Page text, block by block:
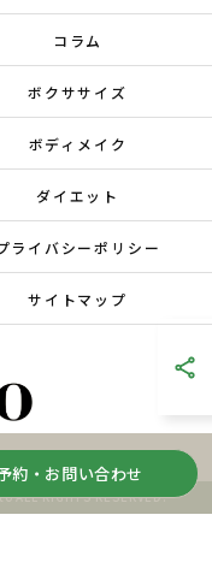
約・お問い合わせ
コラム
ボクササイズ
ボディメイク
ダイエット
ライバシーポリシー
サイトマップ
ALL RIGHTS RESERVED.